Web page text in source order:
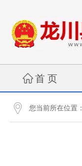
首 页
您当前所在位置：